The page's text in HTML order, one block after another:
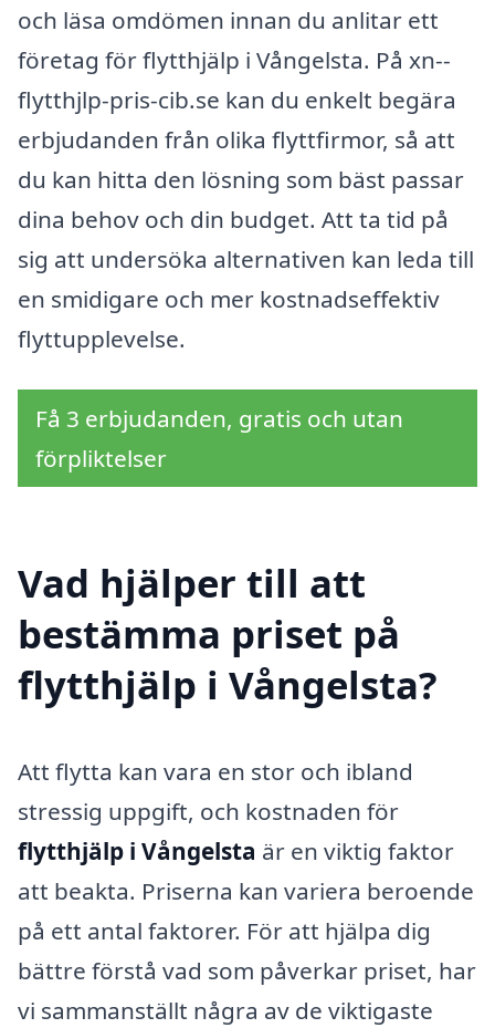
och läsa omdömen innan du anlitar ett
företag för flytthjälp i Vångelsta. På xn--
flytthjlp-pris-cib.se kan du enkelt begära
erbjudanden från olika flyttfirmor, så att
du kan hitta den lösning som bäst passar
dina behov och din budget. Att ta tid på
sig att undersöka alternativen kan leda till
en smidigare och mer kostnadseffektiv
flyttupplevelse.
Få 3 erbjudanden, gratis och utan
förpliktelser
Vad hjälper till att
bestämma priset på
flytthjälp i Vångelsta?
Att flytta kan vara en stor och ibland
stressig uppgift, och kostnaden för
flytthjälp i Vångelsta är en viktig faktor
att beakta. Priserna kan variera beroende
på ett antal faktorer. För att hjälpa dig
bättre förstå vad som påverkar priset, har
vi sammanställt några av de viktigaste